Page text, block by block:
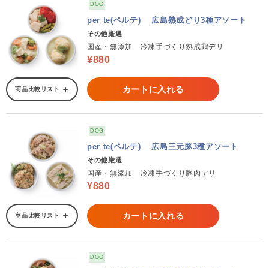
DOG
per te(ペルテ) 広島熟成どり3種アソート
その他厳選
国産・無添加 冷凍手づくり熟成鶏デリ
¥880
商品比較リスト カートに入れる
DOG
per te(ペルテ) 広島三元豚3種アソート
その他厳選
国産・無添加 冷凍手づくり豚肉デリ
¥880
商品比較リスト カートに入れる
DOG